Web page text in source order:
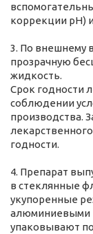
коррекции рН)
3. По внешнему
прозрачную
жидкость.
Срок годности
соблюдении
производства.
годности.
4. Препарат
в стеклянные
укупоренные
алюминиевыми
упаковывают